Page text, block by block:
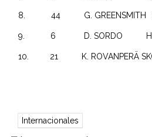
8. 44 G. GREENSMITH
9. 6 D. SORDO
10. 21 K. ROVANPERÄ
Internacionales